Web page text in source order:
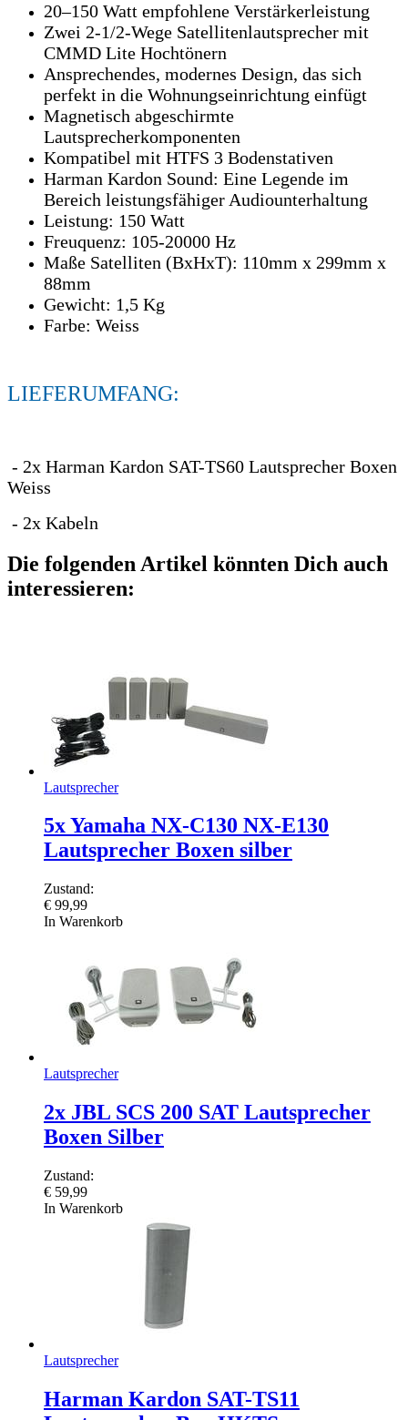
20–150 Watt empfohlene Verstärkerleistung
Zwei 2-1/2-Wege Satellitenlautsprecher mit
CMMD Lite Hochtönern
Ansprechendes, modernes Design, das sich
perfekt in die Wohnungseinrichtung einfügt
Magnetisch abgeschirmte
Lautsprecherkomponenten
Kompatibel mit HTFS 3 Bodenstativen
Harman Kardon Sound: Eine Legende im
Bereich leistungsfähiger Audiounterhaltung
Leistung: 150 Watt
Freuquenz: 105-20000 Hz
Maße Satelliten (BxHxT): 110mm x 299mm x
88mm
Gewicht: 1,5 Kg
Farbe: Weiss
LIEFERUMFANG:
- 2x Harman Kardon SAT-TS60 Lautsprecher Boxen
Weiss
- 2x Kabeln
Die folgenden Artikel könnten Dich auch
interessieren:
Lautsprecher
5x Yamaha NX-C130 NX-E130
Lautsprecher Boxen silber
Zustand:
€ 99,99
In Warenkorb
Lautsprecher
2x JBL SCS 200 SAT Lautsprecher
Boxen Silber
Zustand:
€ 59,99
In Warenkorb
Lautsprecher
Harman Kardon SAT-TS11